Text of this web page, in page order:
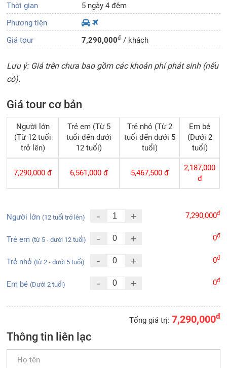
Thời gian
5 ngày 4 đêm
Phương tiện
Giá tour
7,290,000đ / khách
Lưu ý: Giá trên chưa bao gồm các khoản phí phát sinh (nếu
có).
Giá tour cơ bản
Người lớn
(Từ 12 tuổi
trở lên)
Trẻ em (Từ 5
tuổi đến dưới
12 tuổi)
Trẻ nhỏ (Từ 2
tuổi đến dưới 5
tuổi)
Em bé
(Dưới 2
tuổi)
7,290,000 đ 6,561,000 đ 5,467,500đ
2,187,000
đ
Người lớn(12 tuổi trở lên) - + 7,290,000đ
Trẻ em(từ 5 - dưới 12 tuổi) - + 0đ
Trẻ nhỏ(từ 2 - dưới 5 tuổi) - + 0đ
Em bé(Dưới 2 tuổi) - + 0đ
Tổng giá trị: 7,290,000đ
Thông tin liên lạc